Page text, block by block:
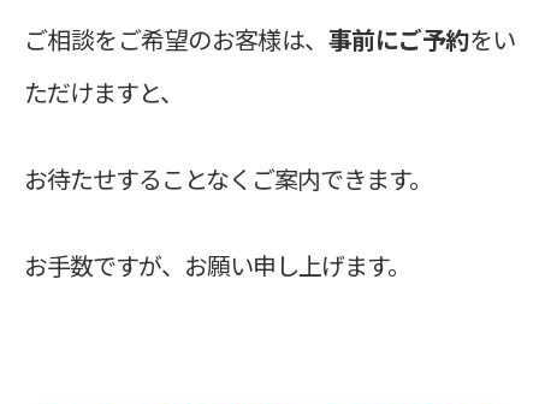
ご相談をご希望のお客様は、 事前にご予約をい
ただけますと、
お待たせすることなくご案内できます。
お手数ですが、お願い申し上げます。